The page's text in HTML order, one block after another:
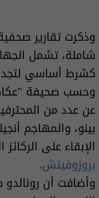
وذكرت تقارير
شاملة، تشمل
كشرط أساسي
وحسب صحيفة
عن عدد من
بينو، والمهاجم
الإبقاء على
بروزوفيتش.
وأضافت أن